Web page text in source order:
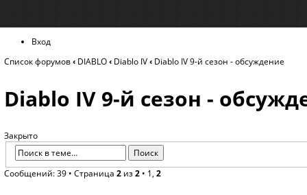
Вход
Список форумов‹ DIABLO‹ Diablo IV‹ Diablo IV 9-й сезон - обсуждение
Diablo IV 9-й сезон -
Закрыто
Сообщений: 39 • Страница 2 из2 • 1, 2